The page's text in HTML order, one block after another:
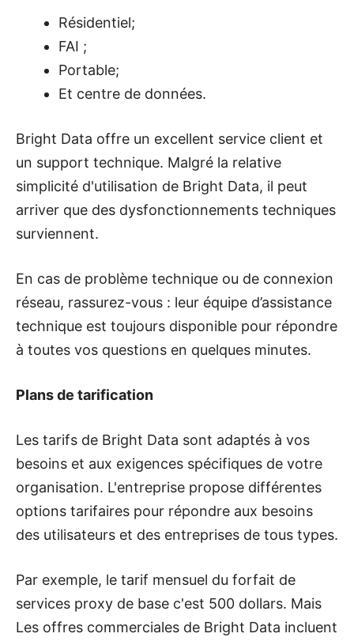
Résidentiel;
FAI ;
Portable;
Et centre de données.
Bright Data offre un excellent service client et
un support technique. Malgré la relative
simplicité d'utilisation de Bright Data, il peut
arriver que des dysfonctionnements techniques
surviennent.
En cas de problème technique ou de connexion
réseau, rassurez-vous : leur équipe d’assistance
technique est toujours disponible pour répondre
à toutes vos questions en quelques minutes.
Plans de tarification
Les tarifs de Bright Data sont adaptés à vos
besoins et aux exigences spécifiques de votre
organisation. L'entreprise propose différentes
options tarifaires pour répondre aux besoins
des utilisateurs et des entreprises de tous types.
Par exemple, le tarif mensuel du forfait de
services proxy de base c'est 500 dollars. Mais
Les offres commerciales de Bright Data incluent